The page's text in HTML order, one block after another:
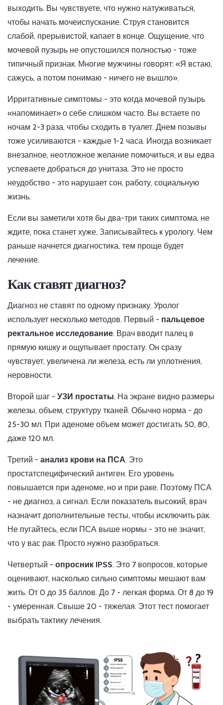
выходить. Вы чувствуете, что нужно натуживаться,
чтобы начать мочеиспускание. Струя становится
слабой, прерывистой, капает в конце. Ощущение, что
мочевой пузырь не опустошился полностью - тоже
типичный признак. Многие мужчины говорят: «Я встаю,
сажусь, а потом понимаю - ничего не вышло».
Ирритативные симптомы - это когда мочевой пузырь
«напоминает» о себе слишком часто. Вы встаете по
ночам 2-3 раза, чтобы сходить в туалет. Днем позывы
тоже усиливаются - каждые 1-2 часа. Иногда возникает
внезапное, неотложное желание помочиться, и вы едва
успеваете добраться до унитаза. Это не просто
неудобство - это нарушает сон, работу, социальную
жизнь.
Если вы заметили хотя бы два-три таких симптома, не
ждите, пока станет хуже. Записывайтесь к урологу. Чем
раньше начнется диагностика, тем проще будет
лечение.
Как ставят диагноз?
Диагноз не ставят по одному признаку. Уролог
использует несколько методов. Первый - пальцевое
ректальное исследование. Врач вводит палец в
прямую кишку и ощупывает простату. Он сразу
чувствует, увеличена ли железа, есть ли уплотнения,
неровности.
Второй шаг - УЗИ простаты. На экране видно размеры
железы, объем, структуру тканей. Обычно норма - до
25-30 мл. При аденоме объем может достигать 50, 80,
даже 120 мл.
Третий - анализ крови на ПСА. Это
простатспецифический антиген. Его уровень
повышается при аденоме, но и при раке. Поэтому ПСА
- не диагноз, а сигнал. Если показатель высокий, врач
назначит дополнительные тесты, чтобы исключить рак.
Не пугайтесь, если ПСА выше нормы - это не значит,
что у вас рак. Просто нужно разобраться.
Четвертый - опросник IPSS. Это 7 вопросов, которые
оценивают, насколько сильно симптомы мешают вам
жить. От 0 до 35 баллов. До 7 - легкая форма. От 8 до 19
- умеренная. Свыше 20 - тяжелая. Этот тест помогает
выбрать тактику лечения.